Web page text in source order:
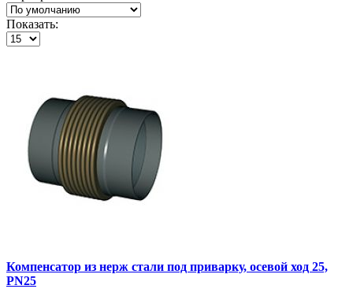
Показать:
Компенсатор из нерж стали под приварку, осевой ход 25,
PN25